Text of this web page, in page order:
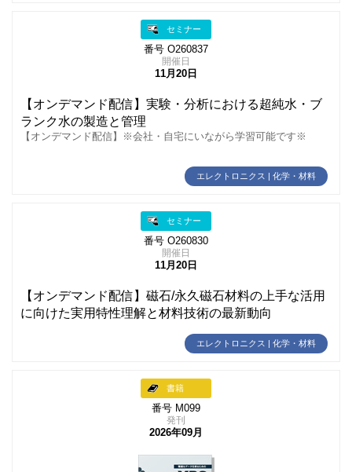
セミナー
番号 O260837
開催日
11月20日
【オンデマンド配信】実験・分析における超純水・ブ
ランク水の製造と管理
【オンデマンド配信】※会社・自宅にいながら学習可能です※
エレクトロニクス | 化学・材料
セミナー
番号 O260830
開催日
11月20日
【オンデマンド配信】磁石/永久磁石材料の上手な活用
に向けた実用特性理解と材料技術の最新動向
エレクトロニクス | 化学・材料
書籍
番号 M099
発刊
2026年09月